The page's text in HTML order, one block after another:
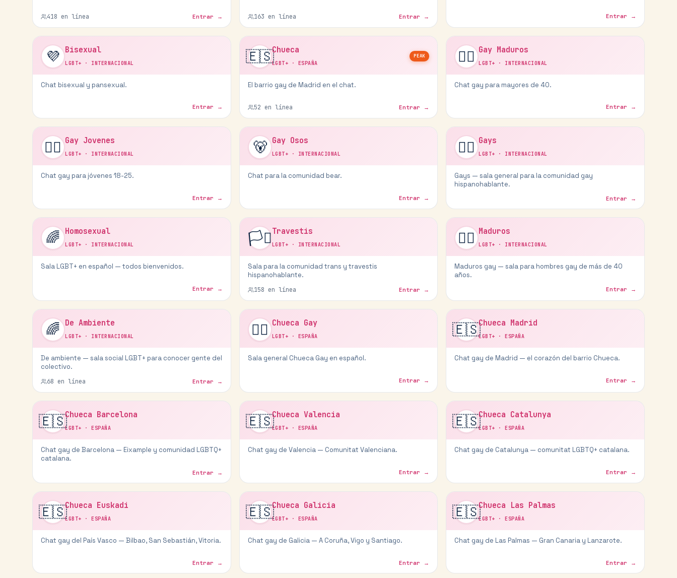
418 en línea Entrar → 163 en línea Entrar → Entrar →
💜 Bisexual
LGBT+ · INTERNACIONAL
Chat bisexual y pansexual.
Entrar →
🇪🇸Chueca
LGBT+ · ESPAÑA
PEAK
El barrio gay de Madrid en el chat.
52 en línea Entrar →
🏳️‍🌈 Gay Maduros
LGBT+ · INTERNACIONAL
Chat gay para mayores de 40.
Entrar →
🏳️‍🌈 Gay Jovenes
LGBT+ · INTERNACIONAL
Chat gay para jóvenes 18-25.
Entrar →
🐻 Gay Osos
LGBT+ · INTERNACIONAL
Chat para la comunidad bear.
Entrar →
🏳️‍🌈 Gays
LGBT+ · INTERNACIONAL
Gays — sala general para la comunidad gay
hispanohablante.
Entrar →
🌈 Homosexual
LGBT+ · INTERNACIONAL
Sala LGBT+ en español — todos bienvenidos.
Entrar →
🏳️‍⚧️Travestis
LGBT+ · INTERNACIONAL
Sala para la comunidad trans y travestis
hispanohablante.
158 en línea Entrar →
🏳️‍🌈 Maduros
LGBT+ · INTERNACIONAL
Maduros gay — sala para hombres gay de más de 40
años.
Entrar →
🌈 De Ambiente
LGBT+ · INTERNACIONAL
De ambiente — sala social LGBT+ para conocer gente del
colectivo.
68 en línea Entrar →
🏳️‍🌈 Chueca Gay
LGBT+ · ESPAÑA
Sala general Chueca Gay en español.
Entrar →
🇪🇸Chueca Madrid
LGBT+ ·ESPAÑA
Chat gay de Madrid — el corazón del barrio Chueca.
Entrar →
🇪🇸Chueca Barcelona
LGBT+ · ESPAÑA
Chat gay de Barcelona — Eixample y comunidad LGBTQ+
catalana.
Entrar →
🇪🇸Chueca Valencia
LGBT+ · ESPAÑA
Chat gay de Valencia — Comunitat Valenciana.
Entrar →
🇪🇸Chueca Catalunya
LGBT+ ·ESPAÑA
Chat gay de Catalunya — comunitat LGBTQ+ catalana.
Entrar →
🇪🇸Chueca Euskadi
LGBT+ · ESPAÑA
Chat gay del País Vasco — Bilbao, San Sebastián, Vitoria.
Entrar →
🇪🇸Chueca Galicia
LGBT+ · ESPAÑA
Chat gay de Galicia — A Coruña, Vigo y Santiago.
Entrar →
🇪🇸Chueca Las Palmas
LGBT+ ·ESPAÑA
Chat gay de Las Palmas — Gran Canaria y Lanzarote.
Entrar →